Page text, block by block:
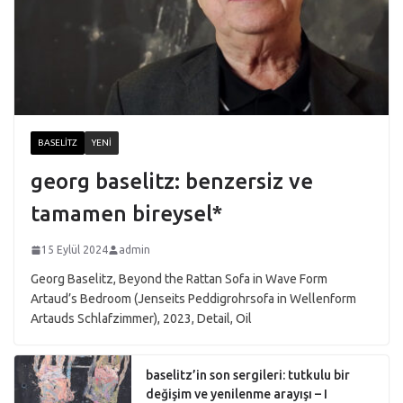
BASELITZ YENI
georg baselitz: benzersiz ve
tamamen bireysel*
15 Eylül 2024 admin
Georg Baselitz, Beyond the Rattan Sofa in Wave Form
Artaud’s Bedroom (Jenseits Peddigrohrsofa in Wellenform
Artauds Schlafzimmer), 2023, Detail, Oil
baselitz’in son sergileri: tutkulu bir
değişim ve yenilenme arayışı – I